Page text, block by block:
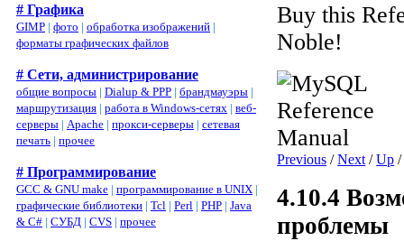
# Графика
GIMP | фото | обработка изображений |
форматы графических файлов
# Сети, администрирование
общие вопросы | Dialup & PPP | брандмауэры |
маршрутизация | работа в Windows-сетях | веб-
серверы | Apache | прокси-серверы | сетевая
печать | прочее
# Программирование
GCC & GNU make | программирование в UNIX |
графические библиотеки | Tcl | Perl | PHP | Java
& C# | СУБД | CVS | прочее
Buy this
Noble!
Previous /Next /Up
4.10.4
проблемы